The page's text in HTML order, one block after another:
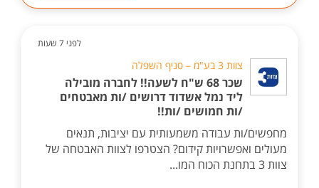
לפני 7 שעות
צוות 3 בע"מ – סניף השפלה
שכר 68 ש"ח לשעה!! לחברה מובילה
ליד נמל אשדוד דרושים /ות מאבטחים
/ות חמושים /ות!!
מחפשים/ות עבודה משמעותית עם יציבות, תנאים
מעולים ואפשרויות קידום? הצטרפו לצוות האבטחה של
צוות 3 בתחנת הכוח המו...